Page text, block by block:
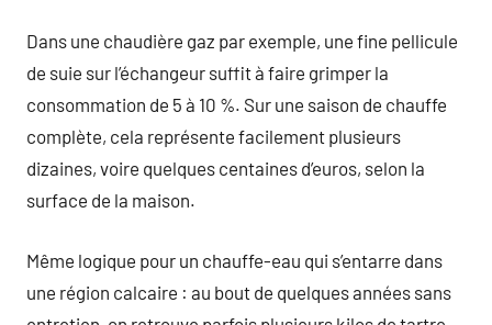
Dans une chaudière gaz par exemple, une fine pellicule
de suie sur l’échangeur suffit à faire grimper la
consommation de 5 à 10 %. Sur une saison de chauffe
complète, cela représente facilement plusieurs
dizaines, voire quelques centaines d’euros, selon la
surface de la maison.
Même logique pour un chauffe-eau qui s’entarre dans
une région calcaire : au bout de quelques années sans